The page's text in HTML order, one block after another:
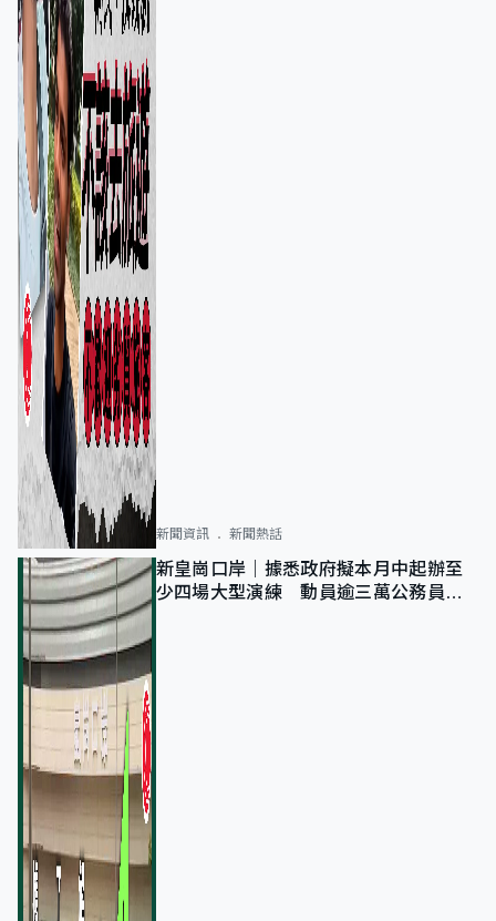
新聞資訊 新聞熱話
新皇崗口岸｜據悉政府擬本月中起辦至
少四場大型演練 動員逾三萬公務員人